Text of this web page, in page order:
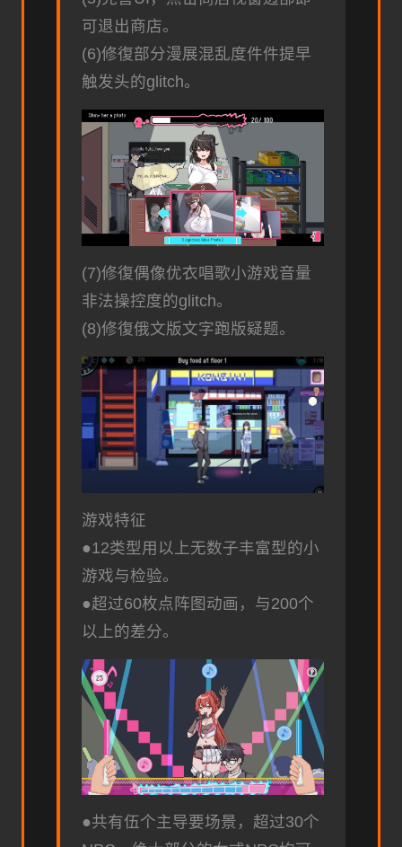
可退出商店。
(6)修復部分漫展混乱度件件提早
触发头的glitch。
(7)修復偶像优衣唱歌小游戏音量
非法操控度的glitch。
(8)修復俄文版文字跑版疑题。
游戏特征
●12类型用以上无数子丰富型的小
游戏与检验。
●超过60枚点阵图动画，与200个
以上的差分。
●共有伍个主导要场景，超过30个